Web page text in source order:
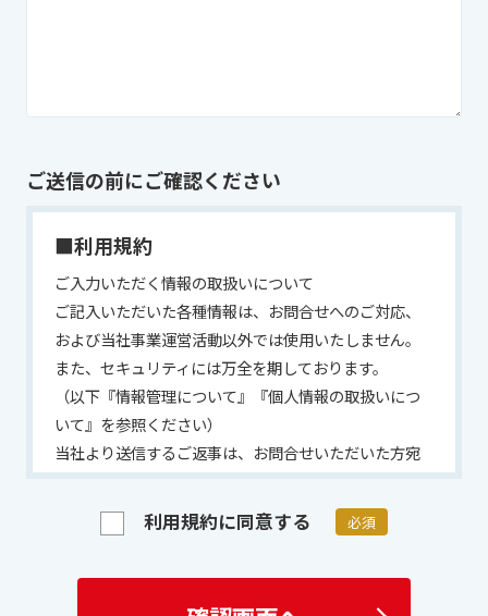
ご送信の前にご確認ください
■利用規約
ご入力いただく情報の取扱いについて
ご記入いただいた各種情報は、お問合せへのご対応、
および当社事業運営活動以外では使用いたしません。
また、セキュリティには万全を期しております。
（以下『情報管理について』『個人情報の取扱いにつ
いて』を参照ください）
当社より送信するご返事は、お問合せいただいた方宛
ご回答させていただいた内容の一部または全部を、そ
の他の目的で使用されることは堅くお断り致します。
利用規約に同意する 必須